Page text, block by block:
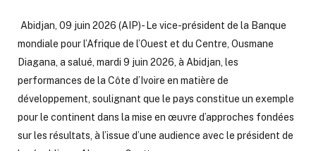
Abidjan, 09 juin 2026 (AIP)- Le vice-président de la Banque
mondiale pour l’Afrique de l’Ouest et du Centre, Ousmane
Diagana, a salué, mardi 9 juin 2026, à Abidjan, les
performances de la Côte d’Ivoire en matière de
développement, soulignant que le pays constitue un exemple
pour le continent dans la mise en œuvre d’approches fondées
sur les résultats, à l’issue d’une audience avec le président de